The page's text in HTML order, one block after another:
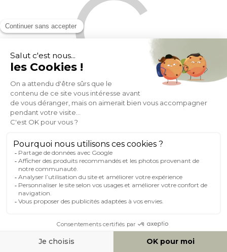
Tables basses gigognes laquées moutarde, bleu canard et
bleu (lot de 3) ZURIA
Expedié en 24h/72h
(15)
- 17%
315,39 379,99